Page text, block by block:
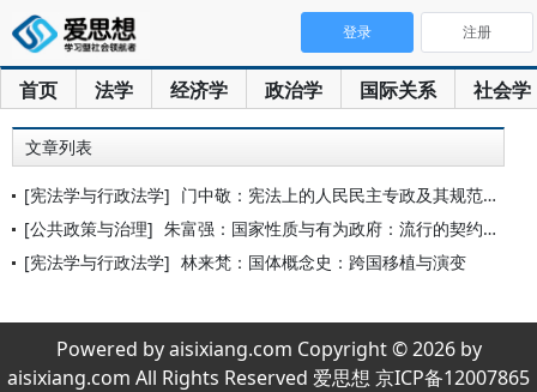
首页 法学 经济学 政治学 国际关系 社会学
登录 注册
文章列表
[宪法学与行政法学] 门中敬：宪法上的人民民主专政及其规范解析
[公共政策与治理] 朱富强：国家性质与有为政府：流行的契约主义观及其审视
[宪法学与行政法学] 林来梵：国体概念史：跨国移植与演变
Powered by aisixiang.com Copyright © 2026 by
aisixiang.com All Rights Reserved 爱思想 京ICP备12007865